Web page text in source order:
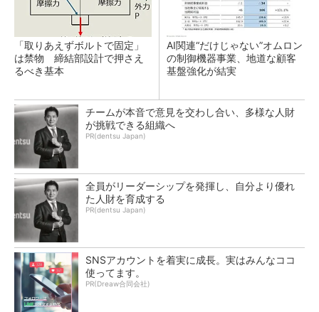
「取りあえずボルトで固定」
は禁物 締結部設計で押さえ
るべき基本
AI関連“だけじゃない”オムロン
の制御機器事業、地道な顧客
基盤強化が結実
チームが本音で意見を交わし合い、多様な人財
が挑戦できる組織へ
PR(dentsu Japan)
全員がリーダーシップを発揮し、自分より優れ
た人財を育成する
PR(dentsu Japan)
SNSアカウントを着実に成長。実はみんなココ
使ってます。
PR(Dreaw合同会社)